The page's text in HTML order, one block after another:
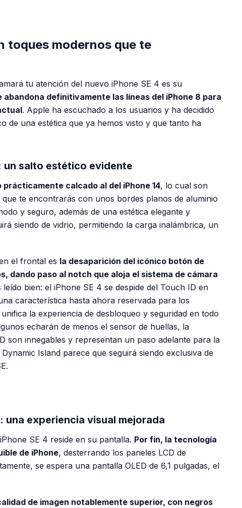
toques modernos que te
tu atención del nuevo iPhone SE 4 es su
definitivamente las líneas del iPhone 8 para
. Apple ha escuchado a los usuarios y ha decidido
de una estética que ya hemos visto y que tanto ha
un salto estético evidente
prácticamente calcado al del iPhone 14, lo cual son
que te encontrarás con unos bordes planos de aluminio
y seguro, además de una estética elegante y
siendo de vidrio, permitiendo la carga inalámbrica, un
el frontal es la desaparición del icónico botón de
dando paso al notch que aloja el sistema de cámara
leído bien: el iPhone SE 4 se despide del Touch ID en
característica hasta ahora reservada para los
la experiencia de desbloqueo y seguridad en todo
echarán de menos el sensor de huellas, la
son innegables y representan un paso adelante para la
Island parece que seguirá siendo exclusiva de
una experiencia visual mejorada
SE 4 reside en su pantalla. Por fin, la tecnología
de iPhone, desterrando los paneles LCD de
se espera una pantalla OLED de 6,1 pulgadas, el
de imagen notablemente superior, con negros